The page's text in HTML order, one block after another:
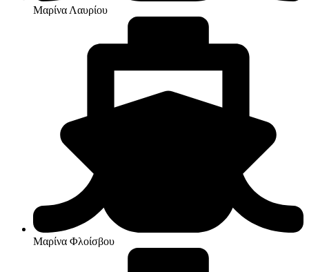
Μαρίνα Λαυρίου
Μαρίνα Φλοίσβου